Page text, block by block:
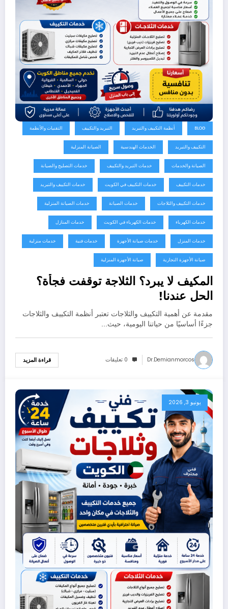
BLOG أنظمة التكييف والتبريد التبريد والتكييف التقنيات والأنظمة
التكييف والتبريد الخدمات الهندسية الصيانة المنزلية
الصيانة والخدمات خدمات التبريد والتكييف خدمات التصليح والصيانة
خدمات التكييف خدمات التكييف في الكويت خدمات التكييف والتبريد
خدمات التكييف والثلاجات خدمات الصيانة خدمات الصيانة المنزلية
خدمات الكهرباء خدمات الكهرباء في الكويت خدمات المنازل
خدمات المنزل خدمات صيانة الأجهزة خدمات فنية خدمات منزلية
صيانة الأجهزة التجارية صيانة الأجهزة المنزلية
المكيف لا يبرد؟ الثلاجة توقفت فجأة؟
الحل عندنا!
مقدمة عن أهمية التكييف والثلاجات تعتبر أنظمة التكييف والثلاجات
جزءًا أساسيًا من حياتنا اليومية، حيث…
Dr.demianmorcos 0 تعليقات قراءة المزيد
يونيو 3, 2026